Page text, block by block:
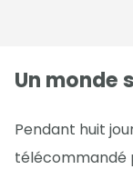
Un monde
Pendant huit
télécommandé